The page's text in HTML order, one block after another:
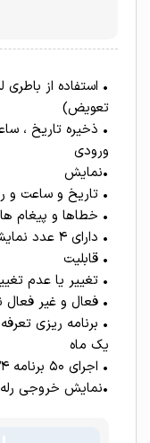
تعویض)
• ذخیره تاریخ ،
ورودی
•نمایش
• تاریخ و ساعت و
• خطاها و پیغام
• دارای ۴ عدد نمایشگر برای نمایش برنامه های مختلف
• قابلیت
• تغییر یا عدم
• فعال و غیر
• برنامه ریزی
یک ماه
• اجرای ۵۰ برنامه ۲۴ ساعته،هفتگی یا ماهانه
•نمایش خروجی رله